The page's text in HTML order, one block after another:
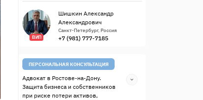
ВИП
Шишкин Александр
Александрович
Санкт-Петербург, Россия
+7 (981) 777-7185
ПЕРСОНАЛЬНАЯ КОНСУЛЬТАЦИЯ
Адвокат в Ростове-на-Дону.
Защита бизнеса и собственников
при риске потери активов,